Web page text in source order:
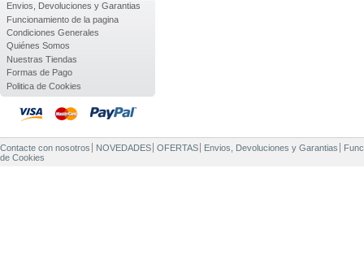
Envios, Devoluciones y Garantias
Funcionamiento de la pagina
Condiciones Generales
Quiénes Somos
Nuestras Tiendas
Formas de Pago
Politica de Cookies
Contacte con nosotros NOVEDADES OFERTAS Envios, Devoluciones y Garantias
de Cookies